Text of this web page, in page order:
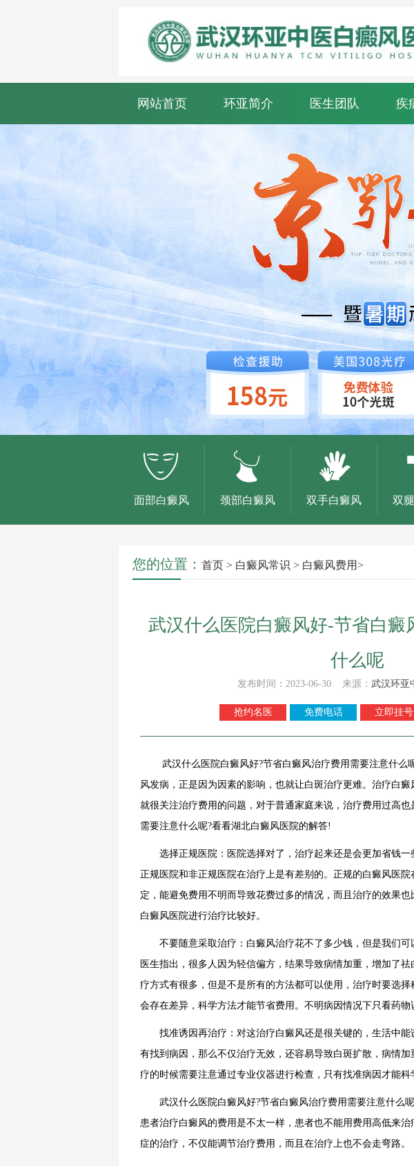
网站首页 环亚简介 医生团队 疾
面部白癜风 颈部白癜风 双手白癜风 双
您的位置： 首页 > 白癜风常识 > 白癜风费用>
武汉什么医院白癜风好-节省白癜
什么呢
发布时间：2023-06-30 来源： 武汉环亚
抢约名医 免费电话 立即挂号
武汉什么医院白癜风好?节省白癜风治疗费用需要注意什么
风发病，正是因为因素的影响，也就让白斑治疗更难。治疗白
就很关注治疗费用的问题，对于普通家庭来说，治疗费用过高
需要注意什么呢?看看湖北白癜风医院的解答!
选择正规医院：医院选择对了，治疗起来还是会更加省钱一
正规医院和非正规医院在治疗上是有差别的。正规的白癜风医
定，能避免费用不明而导致花费过多的情况，而且治疗的效果
白癜风医院进行治疗比较好。
不要随意采取治疗：白癜风治疗花不了多少钱，但是我们可
医生指出，很多人因为轻信偏方，结果导致病情加重，增加了
疗方式有很多，但是不是所有的方法都可以使用，治疗时要选
会存在差异，科学方法才能节省费用。不明病因情况下只看药物
找准诱因再治疗：对这治疗白癜风还是很关键的，生活中能
有找到病因，那么不仅治疗无效，还容易导致白斑扩散，病情
疗的时候需要注意通过专业仪器进行检查，只有找准病因才能科
武汉什么医院白癜风好?节省白癜风治疗费用需要注意什么
患者治疗白癜风的费用是不太一样，患者也不能用费用高低来
症的治疗，不仅能调节治疗费用，而且在治疗上也不会走弯路。